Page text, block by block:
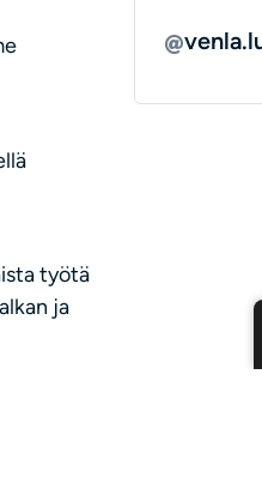
työtä
ja